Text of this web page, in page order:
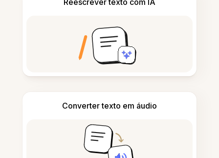
Reescrever texto com IA
Converter texto em áudio